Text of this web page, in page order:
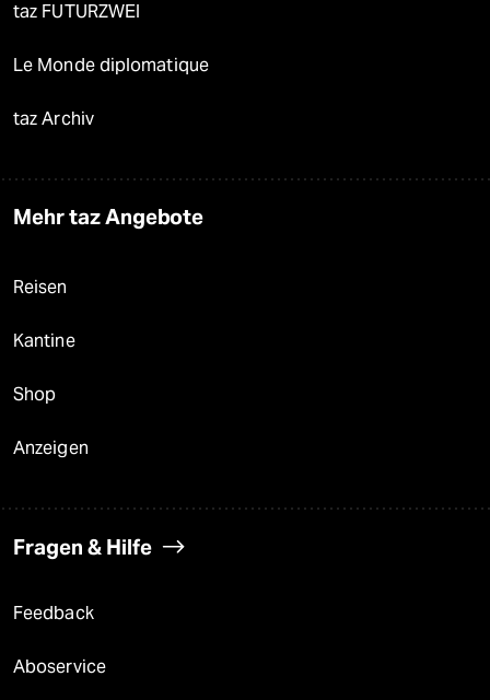
taz FUTURZWEI
Le Monde diplomatique
taz Archiv
Mehr taz Angebote
Reisen
Kantine
Shop
Anzeigen
Fragen & Hilfe
Feedback
Aboservice